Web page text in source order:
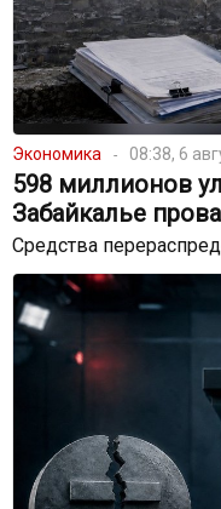
Экономика 08:38, 6
598 миллионов
Забайкалье
Средства